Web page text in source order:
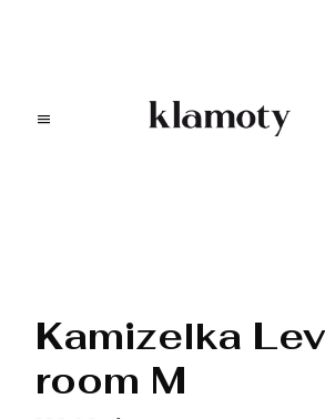
Kamizelka
room M